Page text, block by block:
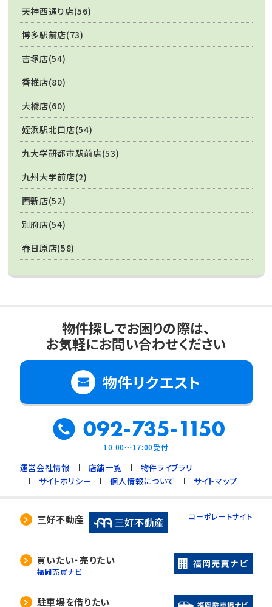
天神西通り店(56)
博多駅前店(73)
吉塚店(54)
香椎店(80)
大橋店(60)
姪浜駅北口店(54)
九大学研都市駅前店(53)
九州大学前店(2)
西新店(52)
別府店(54)
春日原店(58)
物件探しでお困りの際は、
お気軽にお問い合わせください
物件リクエスト
092-735-1150
10:00～17:00受付
運営会社情報 店舗一覧
物件ライブラリ
サイトポリシー
個人情報について サイトマップ
三好不動産 コーポレートサイト
買いたい・売りたい
福岡売買ナビ
駐車場を借りたい